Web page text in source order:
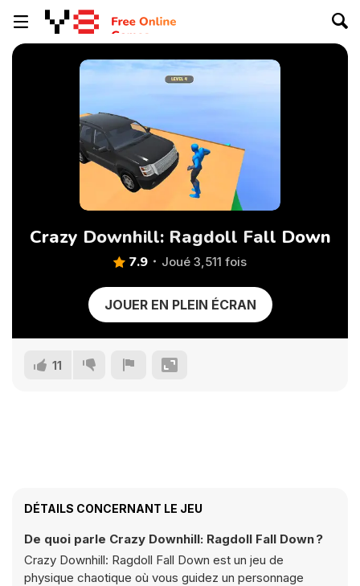
Crazy Downhill: Ragdoll Fall Down
7.9 Joué 3,511 fois
JOUER EN PLEIN ÉCRAN
11
DÉTAILS CONCERNANT LE JEU
De quoi parle Crazy Downhill: Ragdoll Fall Down ?
Crazy Downhill: Ragdoll Fall Down est un jeu de
physique chaotique où vous guidez un personnage